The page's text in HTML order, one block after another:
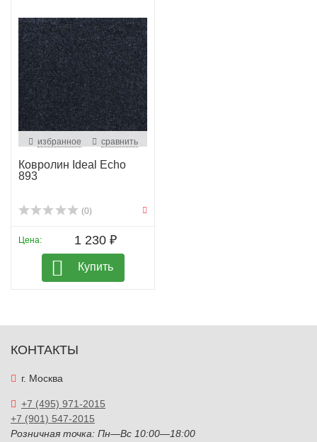
избранное сравнить
Ковролин Ideal Echo
893
(0)
Цена: 1 230 ₽
Купить
КОНТАКТЫ
г. Москва
+7 (495) 971-2015
+7 (901) 547-2015
Розничная точка: Пн—Вс 10:00—18:00